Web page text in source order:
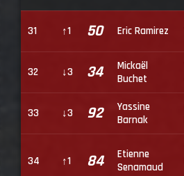
31 ↑1 50 Eric Ramirez
32 ↓3 34
Mickaël
Buchet
33 ↓3 92
Yassine
Barnak
34 ↑1 84
Etienne
Senamaud